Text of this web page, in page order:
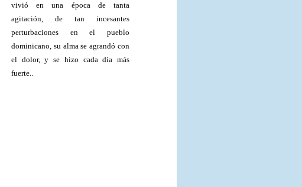
vivió en una época de tanta
agitación, de tan incesantes
perturbaciones en el pueblo
dominicano, su alma se agrandó con
el dolor, y se hizo cada día más
fuerte..